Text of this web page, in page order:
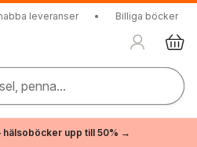
leveranser • Billiga böcker
penna...
hälsoböcker upp till 50% →